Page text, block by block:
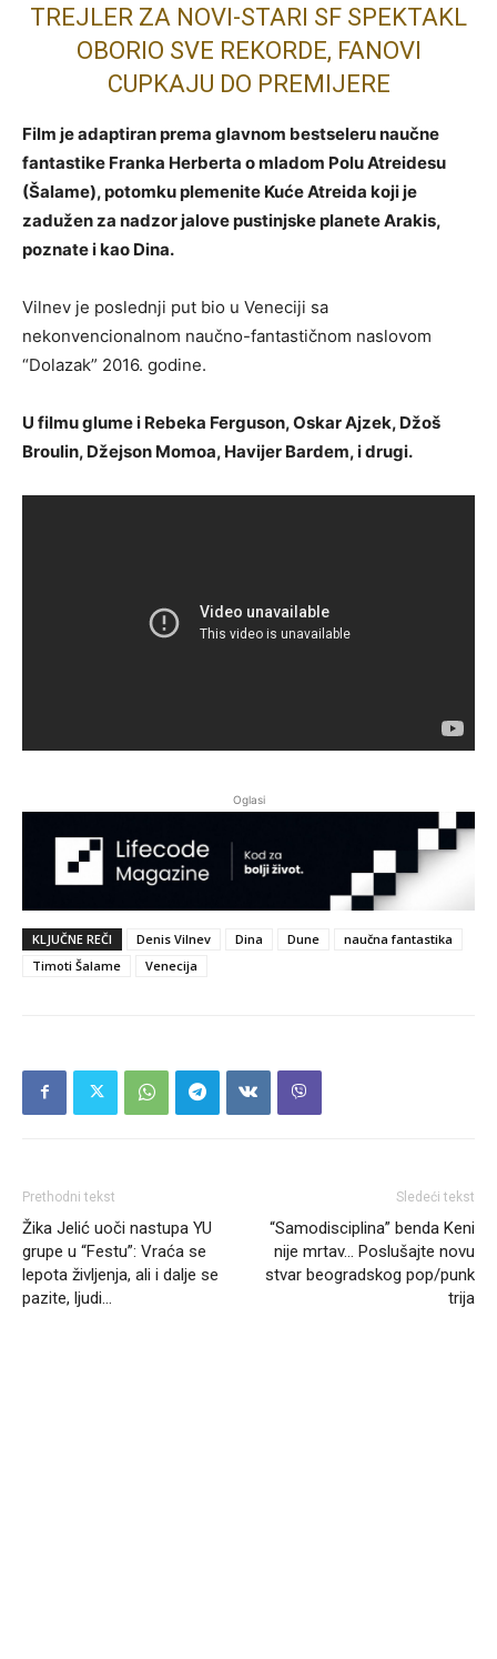
TREJLER ZA NOVI-STARI SF SPEKTAKL
OBORIO SVE REKORDE, FANOVI
CUPKAJU DO PREMIJERE
Film je adaptiran prema glavnom bestseleru naučne
fantastike Franka Herberta o mladom Polu Atreidesu
(Šalame), potomku plemenite Kuće Atreida koji je
zadužen za nadzor jalove pustinjske planete Arakis,
poznate i kao Dina.
Vilnev je poslednji put bio u Veneciji sa
nekonvencionalnom naučno-fantastičnom naslovom
“Dolazak” 2016. godine.
U filmu glume i Rebeka Ferguson, Oskar Ajzek, Džoš
Broulin, Džejson Momoa, Havijer Bardem, i drugi.
Oglasi
KLJUČNE REČI Denis Vilnev Dina Dune
naučna fantastika
Timoti Šalame
Venecija
Prethodni tekst
Žika Jelić uoči nastupa YU
grupe u “Festu”: Vraća se
lepota življenja, ali i dalje se
pazite, ljudi…
Sledeći tekst
“Samodisciplina” benda Keni
nije mrtav… Poslušajte novu
stvar beogradskog pop/punk
trija